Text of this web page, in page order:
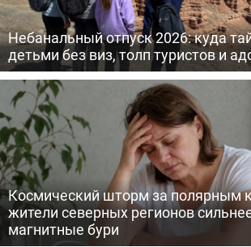
Небанальный отпуск 2026: куда
детьми без виз, толп туристов и
Космический шторм за полярным
жители северных регионов
магнитные бури